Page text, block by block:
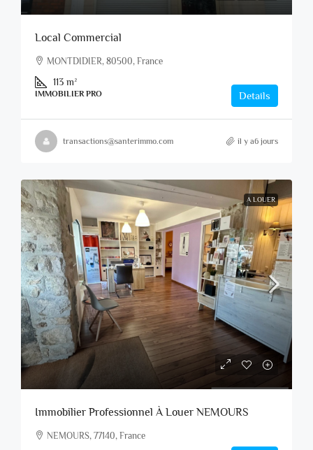
Local Commercial
MONTDIDIER, 80500, France
113 m²
IMMOBILIER PRO Details
transactions@santerimmo.com il y a6 jours
A LOUER
Immobilier Professionnel À Louer NEMOURS
NEMOURS, 77140, France